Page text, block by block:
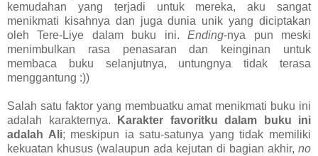
kemudahan yang terjadi untuk mereka, aku sangat
menikmati kisahnya dan juga dunia unik yang diciptakan
oleh Tere-Liye dalam buku ini.Ending-nya pun meski
menimbulkan rasa penasaran dan keinginan untuk
membaca buku selanjutnya, untungnya tidak terasa
menggantung :))
Salah satu faktor yang membuatku amat menikmati buku ini
adalah karakternya.
Karakter favoritku dalam buku ini
adalah Ali; meskipun ia satu-satunya yang tidak memiliki
kekuatan khusus (walaupun ada kejutan di bagian akhir, no